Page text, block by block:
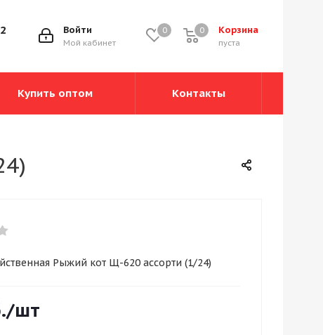
0 Корзина
0
пуста
0
Войти
Мой кабинет
Купить оптом Контакты
Рыжий кот Щ-620 ассорти (1/24)
/шт